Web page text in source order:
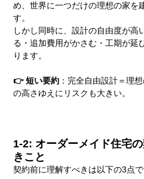
め、世界に一つだけの理想の家を
す。
しかし同時に、設計の自由度が高
る・追加費用がかさむ・工期が延
ります。
👉 短い要約 ：完全自由設計＝理
の高さゆえにリスクも大きい。
1-2: オーダーメイド住宅
きこと
契約前に理解すべきは以下の3点で